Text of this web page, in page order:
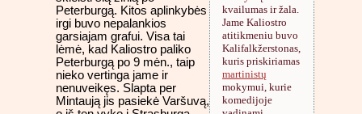
kvailumas ir žala.
Jame Kaliostro
atitikmeniu buvo
Kalifalkžerstonas,
kuris priskiriamas
martinistų
mokymui, kurie
komedijoje
Peterburgą. Kitos aplinkybės
irgi buvo nepalankios
garsiajam grafui. Visa tai
lėmė, kad Kaliostro paliko
Peterburgą po 9 mėn., taip
nieko vertinga jame ir
nenuveikęs. Slapta per
Mintaują jis pasiekė Varšuvą,